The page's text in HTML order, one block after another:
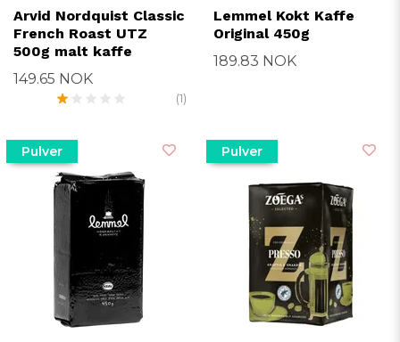
Arvid Nordquist Classic
French Roast UTZ
500g malt kaffe
149.65 NOK
(1)
Lemmel Kokt Kaffe
Original 450g
189.83 NOK
Pulver Pulver